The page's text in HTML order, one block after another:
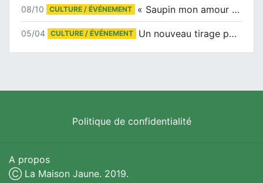
08/10 CULTURE / ÉVÉNEMENT « Saupin mon amour » au salon du livre de Trentemoult
05/04 CULTURE / ÉVÉNEMENT Un nouveau tirage pour le Docu-BD
Politique de confidentialité
A propos
Ⓒ La Maison Jaune. 2019.